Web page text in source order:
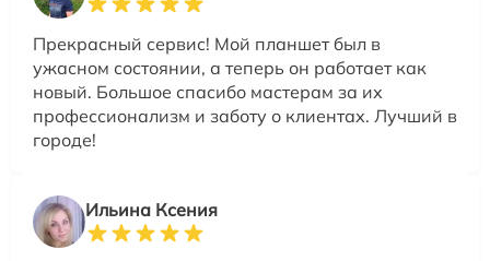
Прекрасный сервис! Мой планшет был в
ужасном состоянии, а теперь он работает как
новый. Большое спасибо мастерам за их
профессионализм и заботу о клиентах. Лучший в
городе!
Ильина Ксения